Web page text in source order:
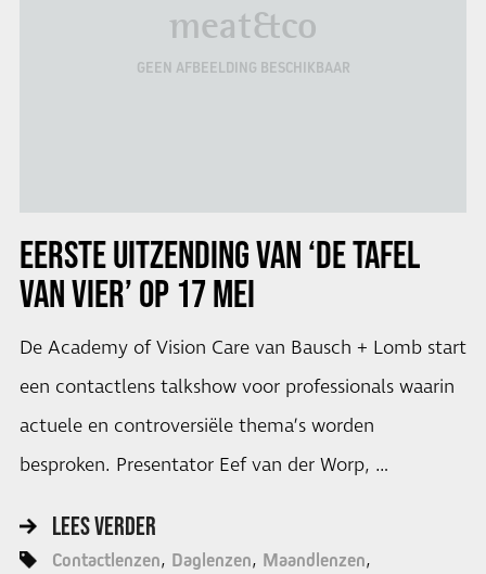
meat&co
GEEN AFBEELDING BESCHIKBAAR
EERSTE UITZENDING VAN ‘DE TAFEL
VAN VIER’ OP 17 MEI
De Academy of Vision Care van Bausch + Lomb start
een contactlens talkshow voor professionals waarin
actuele en controversiële thema’s worden
besproken. Presentator Eef van der Worp, …
LEES VERDER
Contactlenzen Daglenzen Maandlenzen